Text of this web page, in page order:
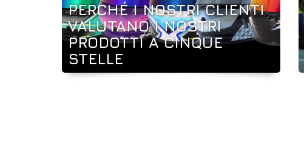
PERCHÉ I NOSTRI CLIENTI
VALUTANO I NOSTRI
PRODOTTI A CINQUE
STELLE